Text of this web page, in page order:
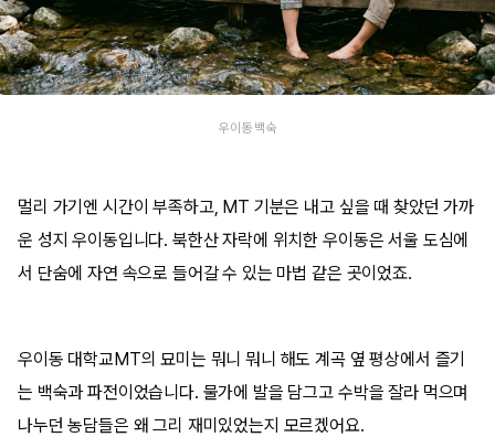
우이동 백숙
멀리 가기엔 시간이 부족하고, MT 기분은 내고 싶을 때 찾았던 가까
운 성지 우이동입니다. 북한산 자락에 위치한 우이동은 서울 도심에
서 단숨에 자연 속으로 들어갈 수 있는 마법 같은 곳이었죠.
우이동 대학교MT의 묘미는 뭐니 뭐니 해도 계곡 옆 평상에서 즐기
는 백숙과 파전이었습니다. 물가에 발을 담그고 수박을 잘라 먹으며
나누던 농담들은 왜 그리 재미있었는지 모르겠어요.